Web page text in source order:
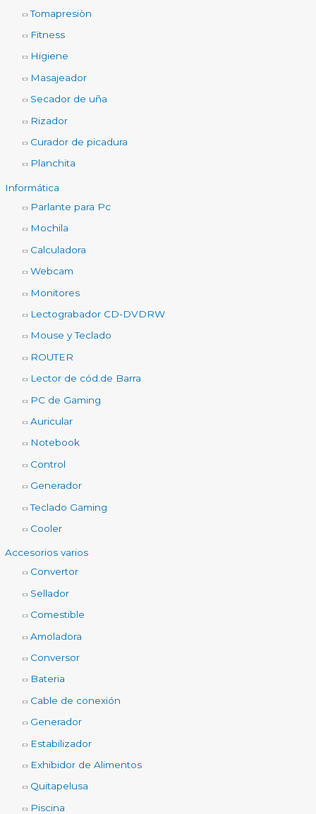
Tomapresiòn
Fitness
Higiene
Masajeador
Secador de uña
Rizador
Curador de picadura
Planchita
Informática
Parlante para Pc
Mochila
Calculadora
Webcam
Monitores
Lectograbador CD-DVDRW
Mouse y Teclado
ROUTER
Lector de cód.de Barra
PC de Gaming
Auricular
Notebook
Control
Generador
Teclado Gaming
Cooler
Accesorios varios
Convertor
Sellador
Comestible
Amoladora
Conversor
Bateria
Cable de conexión
Generador
Estabilizador
Exhibidor de Alimentos
Quitapelusa
Piscina